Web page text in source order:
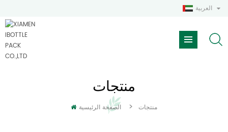
العربية
منتجات
الصفحة الرئيسية > منتجات